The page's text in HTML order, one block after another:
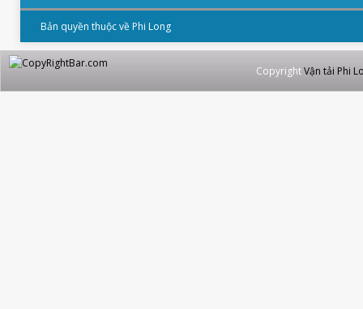
Bản quyền thuộc về Phi Long
CopyrightVận tải Phi